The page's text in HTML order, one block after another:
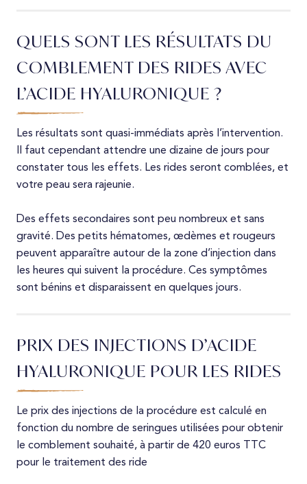
QUELS SONT LES RÉSULTATS DU
COMBLEMENT DES RIDES AVEC
L’ACIDE HYALURONIQUE ?
Les résultats sont quasi-immédiats après l’intervention.
Il faut cependant attendre une dizaine de jours pour
constater tous les effets. Les rides seront comblées, et
votre peau sera rajeunie.
Des effets secondaires sont peu nombreux et sans
gravité. Des petits hématomes, œdèmes et rougeurs
peuvent apparaître autour de la zone d’injection dans
les heures qui suivent la procédure. Ces symptômes
sont bénins et disparaissent en quelques jours.
PRIX DES INJECTIONS D’ACIDE
HYALURONIQUE POUR LES RIDES
Le prix des injections de la procédure est calculé en
fonction du nombre de seringues utilisées pour obtenir
le comblement souhaité, à partir de 420 euros TTC
pour le traitement des ride